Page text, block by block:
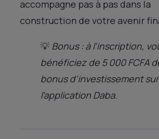
accompagne pas à pas dans la
construction de votre avenir
💡 Bonus : à l’inscription,
bénéficiez de 5 000 FCFA
bonus d’investissement sur
l’application Daba.